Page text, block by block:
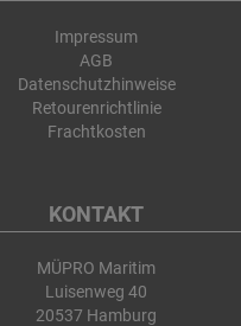
Impressum
AGB
Datenschutzhinweise
Retourenrichtlinie
Frachtkosten
KONTAKT
MÜPRO Maritim
Luisenweg 40
20537 Hamburg